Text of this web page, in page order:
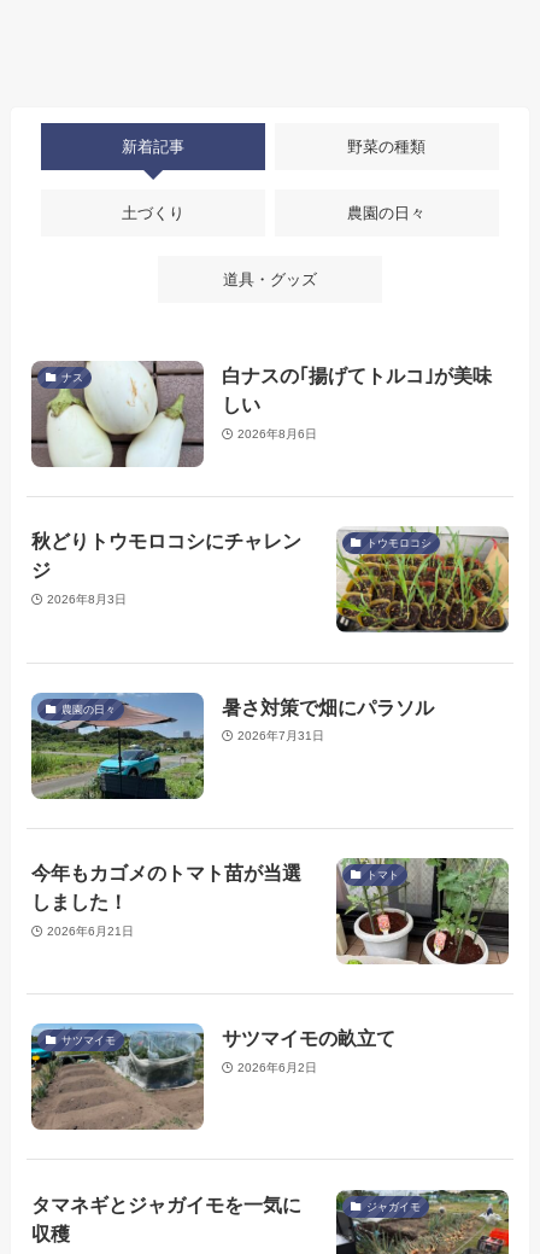
新着記事 野菜の種類
土づくり 農園の日々
道具・グッズ
ナス
白ナスの｢揚げてトルコ｣が美味
しい
2026年8月6日
トウモロコシ
秋どりトウモロコシにチャレン
ジ
2026年8月3日
農園の日々 暑さ対策で畑にパラソル
2026年7月31日
トマト
今年もカゴメのトマト苗が当選
しました！
2026年6月21日
サツマイモ サツマイモの畝立て
2026年6月2日
ジャガイモ
タマネギとジャガイモを一気に
収穫